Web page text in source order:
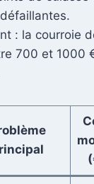
: la courroie
700 et 1000